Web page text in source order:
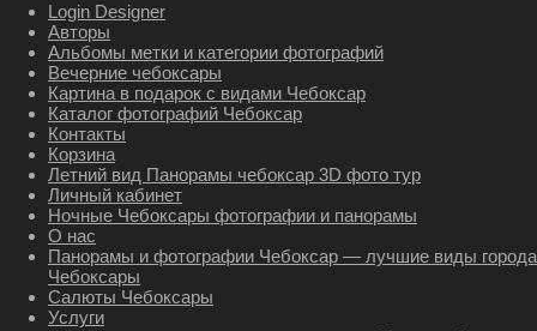
Login Designer
Авторы
Альбомы метки и категории фотографий
Вечерние чебоксары
Картина в подарок с видами Чебоксар
Каталог фотографий Чебоксар
Контакты
Корзина
Летний вид Панорамы чебоксар 3D фото тур
Личный кабинет
Ночные Чебоксары фотографии и панорамы
О нас
Панорамы и фотографии Чебоксар — лучшие виды города
Чебоксары
Салюты Чебоксары
Услуги